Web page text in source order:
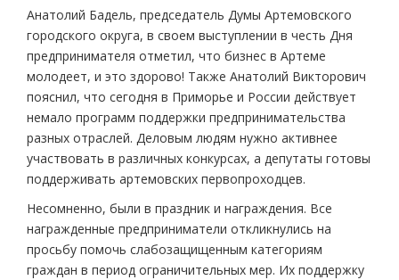
Анатолий Бадель, председатель Думы Артемовского
городского округа, в своем выступлении в честь Дня
предпринимателя отметил, что бизнес в Артеме
молодеет, и это здорово! Также Анатолий Викторович
пояснил, что сегодня в Приморье и России действует
немало программ поддержки предпринимательства
разных отраслей. Деловым людям нужно активнее
участвовать в различных конкурсах, а депутаты готовы
поддерживать артемовских первопроходцев.
Несомненно, были в праздник и награждения. Все
награжденные предприниматели откликнулись на
просьбу помочь слабозащищенным категориям
граждан в период ограничительных мер. Их поддержку